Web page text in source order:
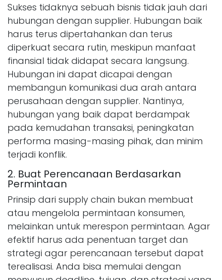
Sukses tidaknya sebuah bisnis tidak jauh dari
hubungan dengan supplier. Hubungan baik
harus terus dipertahankan dan terus
diperkuat secara rutin, meskipun manfaat
finansial tidak didapat secara langsung.
Hubungan ini dapat dicapai dengan
membangun komunikasi dua arah antara
perusahaan dengan supplier. Nantinya,
hubungan yang baik dapat berdampak
pada kemudahan transaksi, peningkatan
performa masing-masing pihak, dan minim
terjadi konflik.
2. Buat Perencanaan Berdasarkan
Permintaan
Prinsip dari supply chain bukan membuat
atau mengelola permintaan konsumen,
melainkan untuk merespon permintaan. Agar
efektif harus ada penentuan target dan
strategi agar perencanaan tersebut dapat
terealisasi. Anda bisa memulai dengan